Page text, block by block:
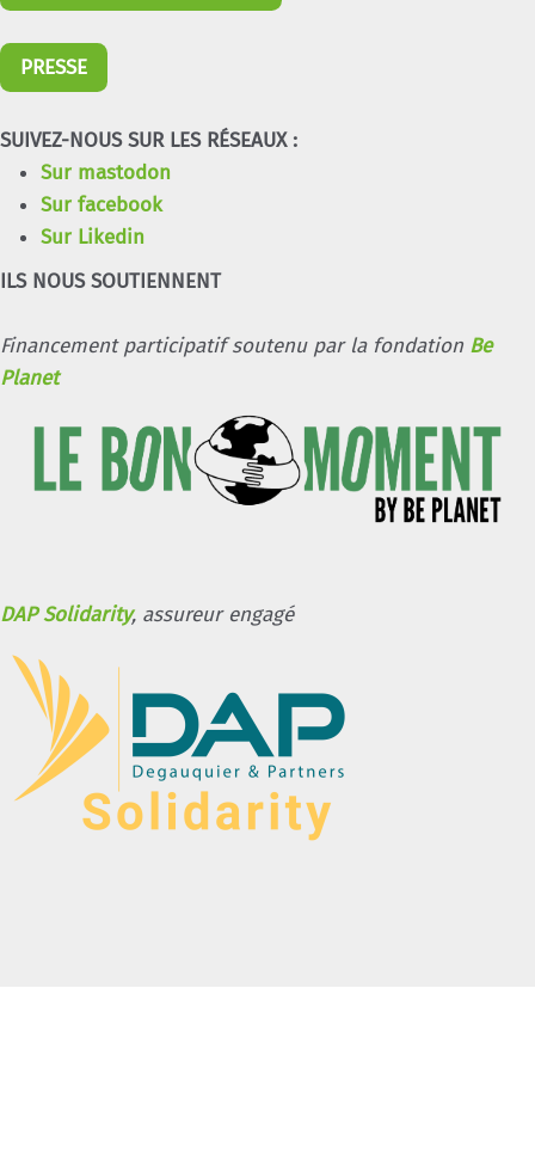
PRESSE
SUIVEZ-NOUS SUR LES RÉSEAUX :
Sur mastodon
Sur facebook
Sur Likedin
ILS NOUS SOUTIENNENT
Financement participatif soutenu par la fondation Be
Planet
DAP Solidarity, assureur engagé